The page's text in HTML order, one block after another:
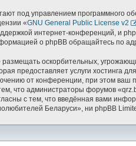
под управлением программного
«GNU General Public License v2
интернет-конференций, и
о phpBB обращайтесь по
размещать оскорбительных,
предоставляет услуги
от конференции, при этом ваш
что администраторы форумов
с тем, что введённая вами
Беларуси», ни phpBB